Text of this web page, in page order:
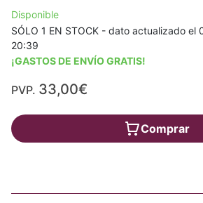
Disponible
SÓLO 1 EN STOCK - dato actualizado
20:39
¡GASTOS DE ENVÍO GRATIS!
PVP. 33,00€
Comprar